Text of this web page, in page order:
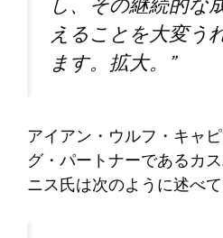
えることを大変う
ます。拡大。”
アイアン・ウルフ・キャ
グ・パートナーであるカ
ニス氏は次のように述べて